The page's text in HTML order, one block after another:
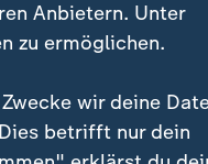
Anbietern. Unter
zu ermöglichen.
wir deine
betrifft nur dein